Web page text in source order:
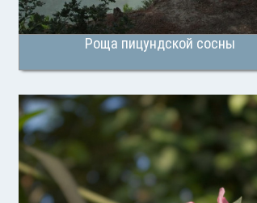
Роща пицундской сосны